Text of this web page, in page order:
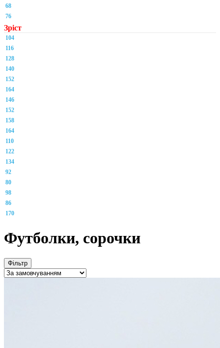
68
76
Зріст
104
116
128
140
152
164
146
152
158
164
110
122
134
92
80
98
86
170
Футболки, сорочки
Фільтр